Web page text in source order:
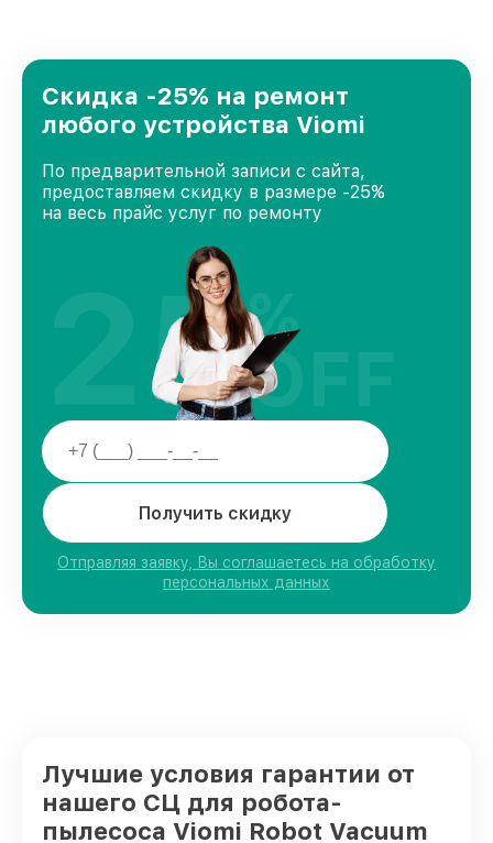
Скидка -25% на ремонт
любого устройства Viomi
По предварительной записи с сайта,
предоставляем скидку в размере -25%
на весь прайс услуг по ремонту
Получить скидку
Отправляя заявку, Вы соглашаетесь на обработку
персональных данных
25%
OFF
Лучшие условия гарантии от
нашего СЦ для робота-
пылесоса Viomi Robot Vacuum